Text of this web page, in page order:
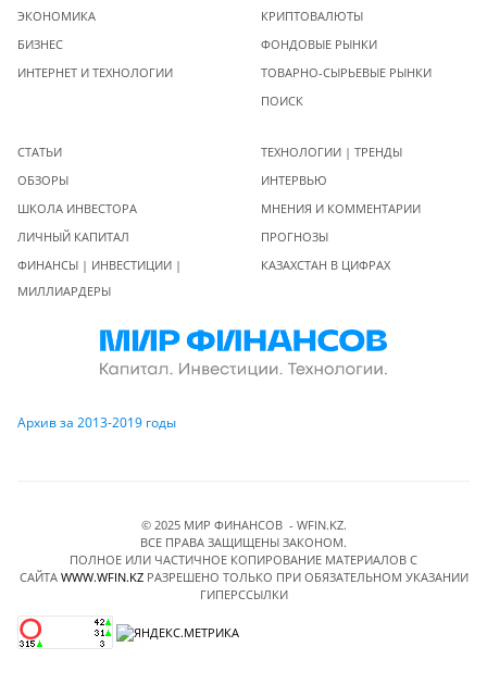
ЭКОНОМИКА
БИЗНЕС
ИНТЕРНЕТ И ТЕХНОЛОГИИ
КРИПТОВАЛЮТЫ
ФОНДОВЫЕ РЫНКИ
ТОВАРНО-СЫРЬЕВЫЕ РЫНКИ
ПОИСК
СТАТЬИ
ОБЗОРЫ
ШКОЛА ИНВЕСТОРА
ЛИЧНЫЙ КАПИТАЛ
ФИНАНСЫ | ИНВЕСТИЦИИ |
МИЛЛИАРДЕРЫ
ТЕХНОЛОГИИ | ТРЕНДЫ
ИНТЕРВЬЮ
МНЕНИЯ И КОММЕНТАРИИ
ПРОГНОЗЫ
КАЗАХСТАН В ЦИФРАХ
Архив за 2013-2019 годы
© 2025 МИР ФИНАНСОВ - WFIN.KZ.
ВСЕ ПРАВА ЗАЩИЩЕНЫ ЗАКОНОМ.
ПОЛНОЕ ИЛИ ЧАСТИЧНОЕ КОПИРОВАНИЕ МАТЕРИАЛОВ C
САЙТА WWW.WFIN.KZРАЗРЕШЕНО ТОЛЬКО ПРИ ОБЯЗАТЕЛЬНОМ УКАЗАНИИ
ГИПЕРССЫЛКИ